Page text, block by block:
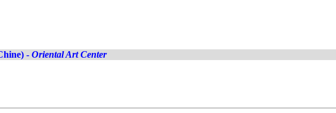
- Oriental Art Center